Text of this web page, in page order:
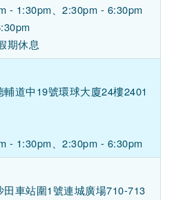
- 1:30pm、2:30pm - 6:30pm
期休息
道中19號環球大廈24樓2401
- 1:30pm、2:30pm - 6:30pm
車站圍1號連城廣場710-713